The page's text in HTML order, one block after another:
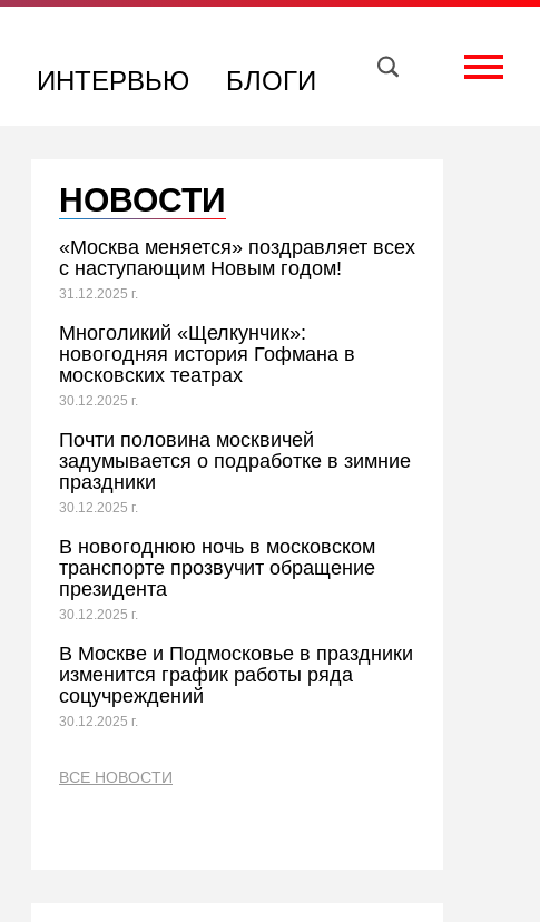
ИНТЕРВЬЮ БЛОГИ
НОВОСТИ
«Москва меняется» поздравляет всех
с наступающим Новым годом!
31.12.2025 г.
Многоликий «Щелкунчик»:
новогодняя история Гофмана в
московских театрах
30.12.2025 г.
Почти половина москвичей
задумывается о подработке в зимние
праздники
30.12.2025 г.
В новогоднюю ночь в московском
транспорте прозвучит обращение
президента
30.12.2025 г.
В Москве и Подмосковье в праздники
изменится график работы ряда
соцучреждений
30.12.2025 г.
ВСЕ НОВОСТИ